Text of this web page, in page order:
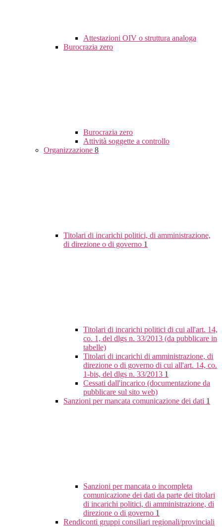
Attestazioni OIV o struttura analoga
Burocrazia zero
Burocrazia zero
Attività soggette a controllo
Organizzazione 8
Titolari di incarichi politici, di amministrazione,
di direzione o di governo 1
Titolari di incarichi politici di cui all'art. 14,
co. 1, del dlgs n. 33/2013 (da pubblicare in
tabelle)
Titolari di incarichi di amministrazione, di
direzione o di governo di cui all'art. 14, co.
1-bis, del dlgs n. 33/2013 1
Cessati dall'incarico (documentazione da
pubblicare sul sito web)
Sanzioni per mancata comunicazione dei dati 1
Sanzioni per mancata o incompleta
comunicazione dei dati da parte dei titolari
di incarichi politici, di amministrazione, di
direzione o di governo 1
Rendiconti gruppi consiliari regionali/provinciali